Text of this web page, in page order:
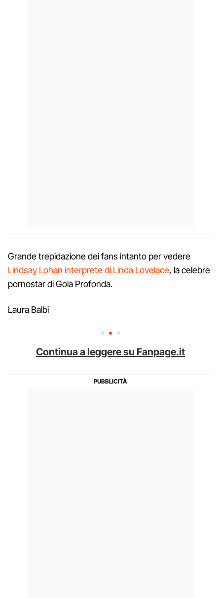
Grande trepidazione dei fans intanto per vedere
Lindsay Lohan interprete di Linda Lovelace, la celebre
pornostar di Gola Profonda.
Laura Balbi
Continua a leggere su Fanpage.it